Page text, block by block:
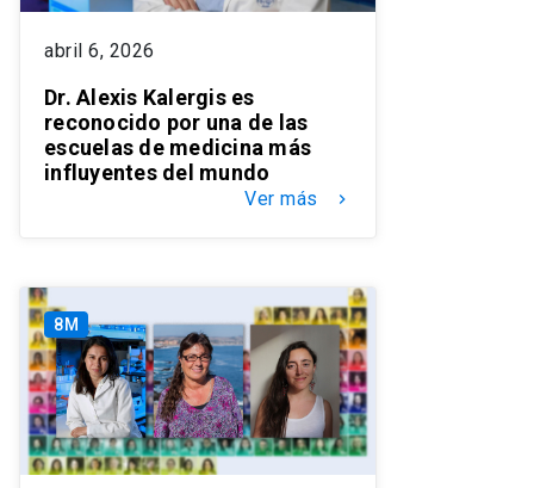
abril 6, 2026
Dr. Alexis Kalergis es
reconocido por una de las
escuelas de medicina más
influyentes del mundo
Ver más keyboard_arrow_right
8M